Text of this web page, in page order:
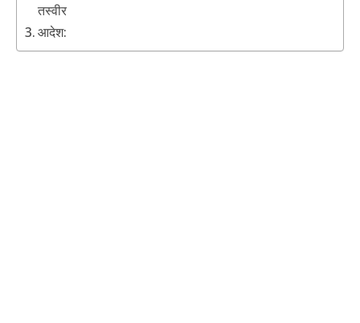
तस्वीर
आदेश: